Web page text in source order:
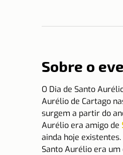
Sobre o
O Dia de Santo
Aurélio de Cartago
surgem a partir do
Aurélio era amigo de
ainda hoje existentes.
Santo Aurélio era